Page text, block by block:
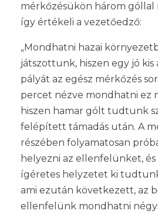
mérkőzésükön három góllal
így értékeli a vezetőedző:
„Mondhatni hazai
játszottunk, hiszen egy jó
pályát az egész mérkőzés
percet nézve mondhatni ez
hiszen hamar gólt tudtunk
felépített támadás után. A
részében folyamatosan
helyezni az ellenfelünket,
ígéretes helyzetet ki
ami ezután következett, az
ellenfelünk mondhatni